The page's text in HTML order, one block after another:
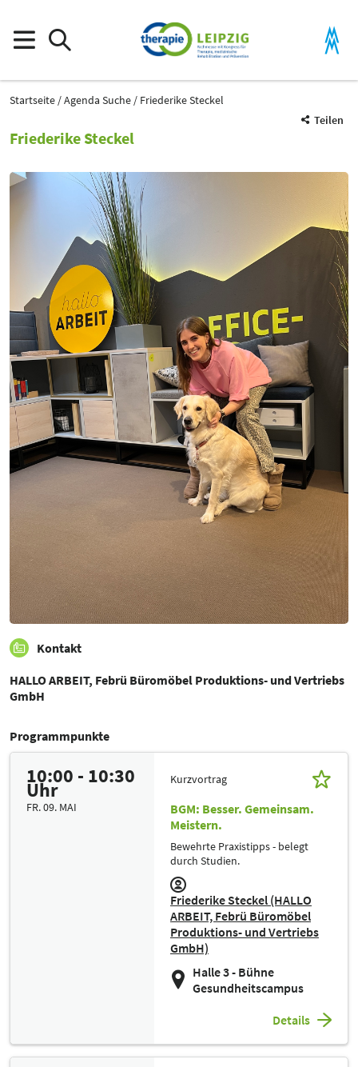
Startseite Agenda Suche
Friederike Steckel
Teilen
Friederike Steckel
Kontakt
HALLO ARBEIT, Febrü Büromöbel Produktions- und Vertriebs
GmbH
Programmpunkte
10:00 - 10:30
Uhr
FR. 09. MAI
Kurzvortrag
BGM: Besser. Gemeinsam.
Meistern.
Bewehrte Praxistipps - belegt
durch Studien.
Friederike Steckel (HALLO
ARBEIT, Febrü Büromöbel
Produktions- und Vertriebs
GmbH)
Halle 3 - Bühne
Gesundheitscampus
Details